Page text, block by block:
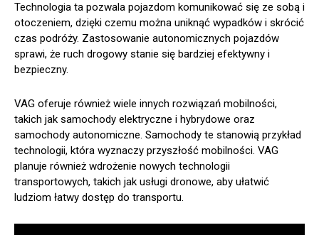
Technologia ta pozwala pojazdom komunikować się ze sobą i
otoczeniem, dzięki czemu można uniknąć wypadków i skrócić
czas podróży. Zastosowanie autonomicznych pojazdów
sprawi, że ruch drogowy stanie się bardziej efektywny i
bezpieczny.
VAG oferuje również wiele innych rozwiązań mobilności,
takich jak samochody elektryczne i hybrydowe oraz
samochody autonomiczne. Samochody te stanowią przykład
technologii, która wyznaczy przyszłość mobilności. VAG
planuje również wdrożenie nowych technologii
transportowych, takich jak usługi dronowe, aby ułatwić
ludziom łatwy dostęp do transportu.